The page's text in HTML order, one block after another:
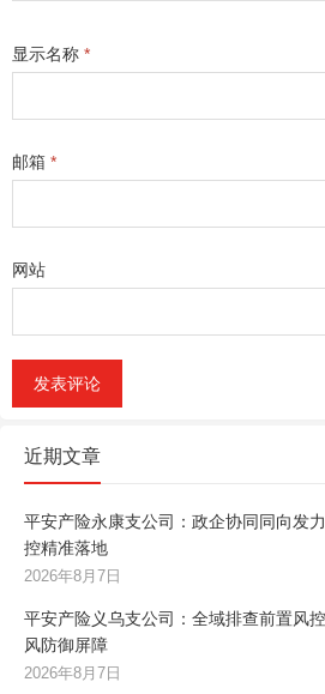
显示名称 *
邮箱 *
网站
近期文章
平安产险永康支公司：政企协同同向发
控精准落地
2026年8月7日
平安产险义乌支公司：全域排查前置风
风防御屏障
2026年8月7日